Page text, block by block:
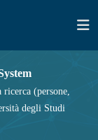
(persone,
degli Studi